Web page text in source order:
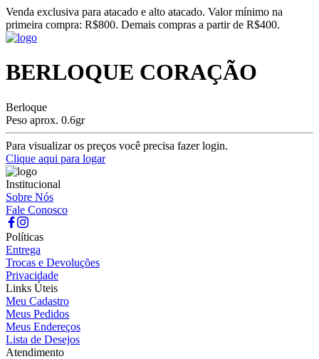
Venda exclusiva para atacado e alto atacado. Valor mínimo na
primeira compra: R$800. Demais compras a partir de R$400.
BERLOQUE CORAÇÃO
Berloque
Peso aprox. 0.6gr
Para visualizar os preços você precisa fazer login.
Clique aqui para logar
Institucional
Sobre Nós
Fale Conosco
Políticas
Entrega
Trocas e Devoluções
Privacidade
Links Úteis
Meu Cadastro
Meus Pedidos
Meus Endereços
Lista de Desejos
Atendimento